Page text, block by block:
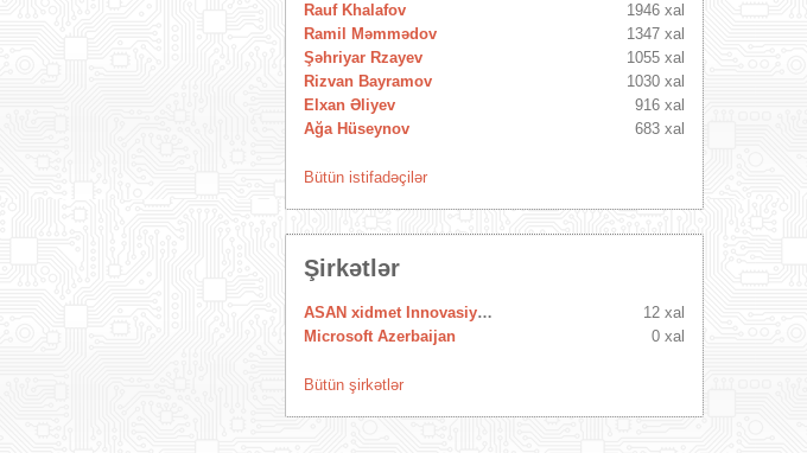
Rauf Khalafov
1946 xal
Ramil Məmmədov
1347 xal
Şəhriyar Rzayev
1055 xal
Rizvan Bayramov
1030 xal
Elxan Əliyev
916 xal
Ağa Hüseynov
683 xal
Bütün istifadəçilər
Şirkətlər
ASAN xidmet Innovasiya Mərkəzi
12 xal
Microsoft Azerbaijan
0 xal
Bütün şirkətlər